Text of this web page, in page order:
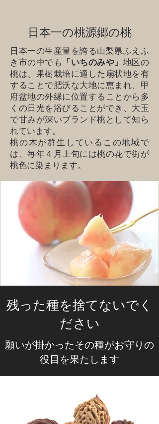
日本一の桃源郷の桃
日本一の生産量を誇る山梨県ふえふ
き市の中でも 「いちのみや」 地区の
桃は、果樹栽培に適した扇状地を有
することで肥沃な大地に恵まれ、甲
府盆地の外縁に位置することから多
くの日光を浴びることができ、大玉
で甘みが深いブランド桃として知ら
れています。
桃の木が群生しているこの地域で
は、毎年４月上旬には桃の花で街が
桃色に染まります。
残った種を捨てないでく
ださい
願いが掛かったその種がお守りの
役目を果たします